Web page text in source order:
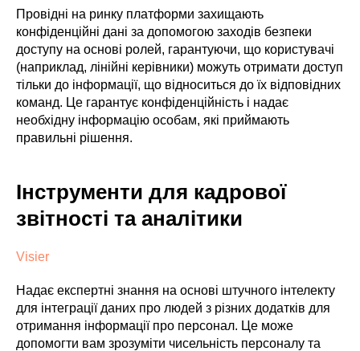
Провідні на ринку платформи захищають
конфіденційні дані за допомогою заходів безпеки
доступу на основі ролей, гарантуючи, що користувачі
(наприклад, лінійні керівники) можуть отримати доступ
тільки до інформації, що відноситься до їх відповідних
команд. Це гарантує конфіденційність і надає
необхідну інформацію особам, які приймають
правильні рішення.
Інструменти для кадрової
звітності та аналітики
Visier
Надає експертні знання на основі штучного інтелекту
для інтеграції даних про людей з різних додатків для
отримання інформації про персонал. Це може
допомогти вам зрозуміти чисельність персоналу та